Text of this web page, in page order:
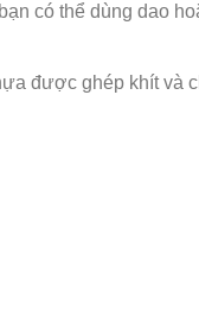
có thể dùng dao
được ghép khít và